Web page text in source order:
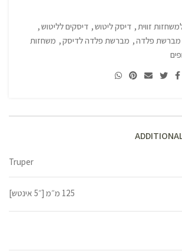
זווית, דיסק ליטוש, דיסקים לליטוש,
מברשת פלדה, מברשת פלדה לדיסק, משחזות
Truper
125 מ״מ [״5 אינטש]